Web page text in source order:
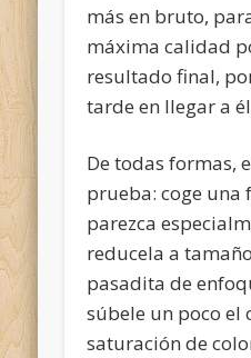
más en bruto,
máxima calidad
resultado final,
tarde en llegar a
De todas formas,
prueba: coge una
parezca
reducela a
pasadita de
súbele un poco el
saturación de